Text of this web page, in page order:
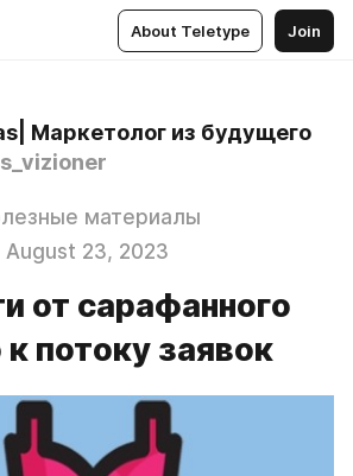
About Teletype Join
Маркетолог из будущего
материалы
August 23, 2023
от сарафанного
потоку заявок